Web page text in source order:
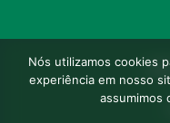
Nós utilizamos cookies
experiência em nosso
assumimos